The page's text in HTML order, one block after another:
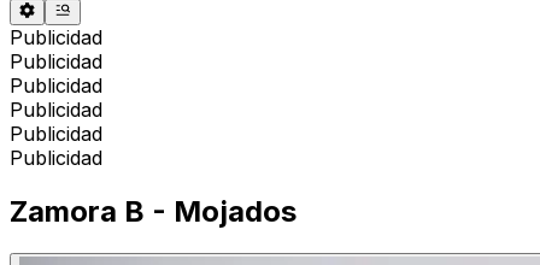
Publicidad
Publicidad
Publicidad
Publicidad
Publicidad
Publicidad
Zamora B - Mojados